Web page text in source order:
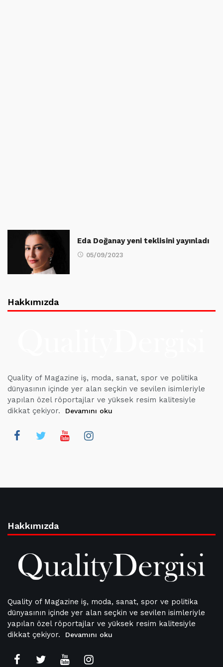
Eda Doğanay yeni teklisini yayınladı
05/09/2023
Hakkımızda
Quality of Magazine iş, moda, sanat, spor ve politika
dünyasının içinde yer alan seçkin ve sevilen isimleriyle
yapılan özel röportajlar ve yüksek resim kalitesiyle
dikkat çekiyor.
Devamını oku
Hakkımızda
Quality of Magazine iş, moda, sanat, spor ve politika
dünyasının içinde yer alan seçkin ve sevilen isimleriyle
yapılan özel röportajlar ve yüksek resim kalitesiyle
dikkat çekiyor.
Devamını oku